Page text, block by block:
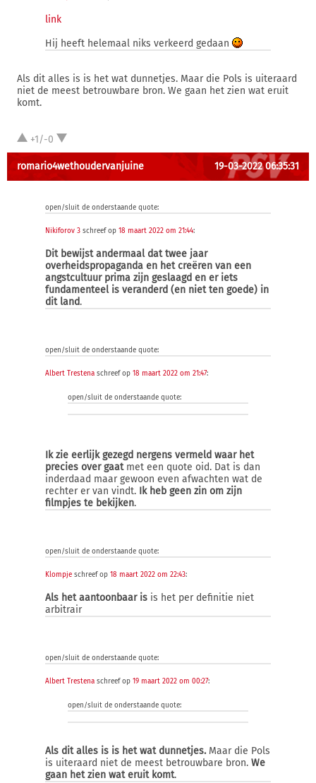
link
Hij heeft helemaal niks verkeerd gedaan
Als dit alles is is het wat dunnetjes. Maar die Pols is uiteraard
niet de meest betrouwbare bron. We gaan het zien wat eruit
komt.
+1/-0
romario4wethoudervanjuine 19-03-2022 06:35:31
open/sluit de onderstaande quote:
Nikiforov 3 schreef op 18 maart 2022 om 21:44:
Dit bewijst andermaal dat twee jaar
overheidspropaganda en het creëren van een
angstcultuur prima zijn geslaagd en er iets
fundamenteel is veranderd (en niet ten goede) in
dit land.
open/sluit de onderstaande quote:
Albert Trestena schreef op 18 maart 2022 om 21:47:
open/sluit de onderstaande quote:
Ik zie eerlijk gezegd nergens vermeld waar het
precies over gaatmet een quote oid. Dat is dan
inderdaad maar gewoon even afwachten wat de
rechter er van vindt. Ik heb geen zin om zijn
filmpjes te bekijken.
open/sluit de onderstaande quote:
Klompje schreef op 18 maart 2022 om 22:43:
Als het aantoonbaar is is het per definitie niet
arbitrair
open/sluit de onderstaande quote:
Albert Trestena schreef op 19 maart 2022 om 00:27:
open/sluit de onderstaande quote:
Als dit alles is is het wat dunnetjes. Maar die Pols
is uiteraard niet de meest betrouwbare bron. We
gaan het zien wat eruit komt.